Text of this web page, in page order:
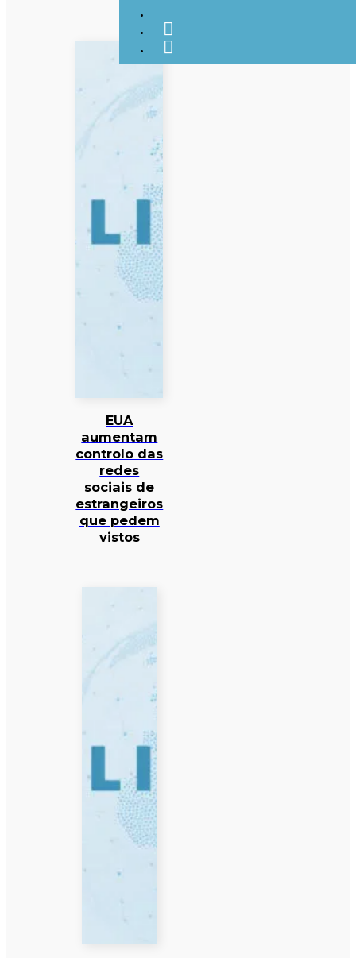
EUA
aumentam
controlo das
redes
sociais de
estrangeiros
que pedem
vistos